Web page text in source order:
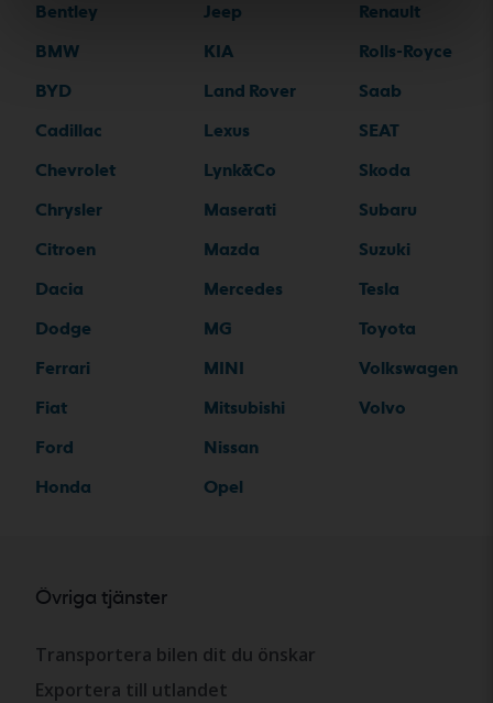
Bentley
BMW
BYD
Cadillac
Chevrolet
Chrysler
Citroen
Dacia
Dodge
Ferrari
Fiat
Ford
Honda
Jeep
KIA
Land Rover
Lexus
Lynk&Co
Maserati
Mazda
Mercedes
MG
MINI
Mitsubishi
Nissan
Opel
Renault
Rolls-Royce
Saab
SEAT
Skoda
Subaru
Suzuki
Tesla
Toyota
Volkswagen
Volvo
Övriga tjänster
Transportera bilen dit du önskar
Exportera till utlandet